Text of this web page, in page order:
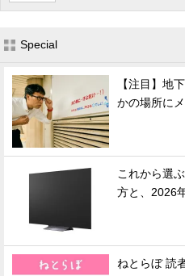
Special
【注目】地
かの場所に
これから選
方と、2026
ねとらぼ 読